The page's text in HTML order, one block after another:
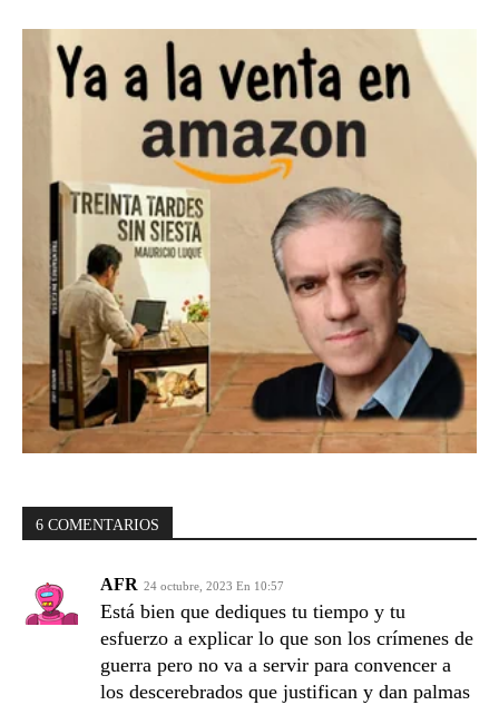
6 COMENTARIOS
AFR 24 octubre, 2023 En 10:57
Está bien que dediques tu tiempo y tu
esfuerzo a explicar lo que son los crímenes de
guerra pero no va a servir para convencer a
los descerebrados que justifican y dan palmas